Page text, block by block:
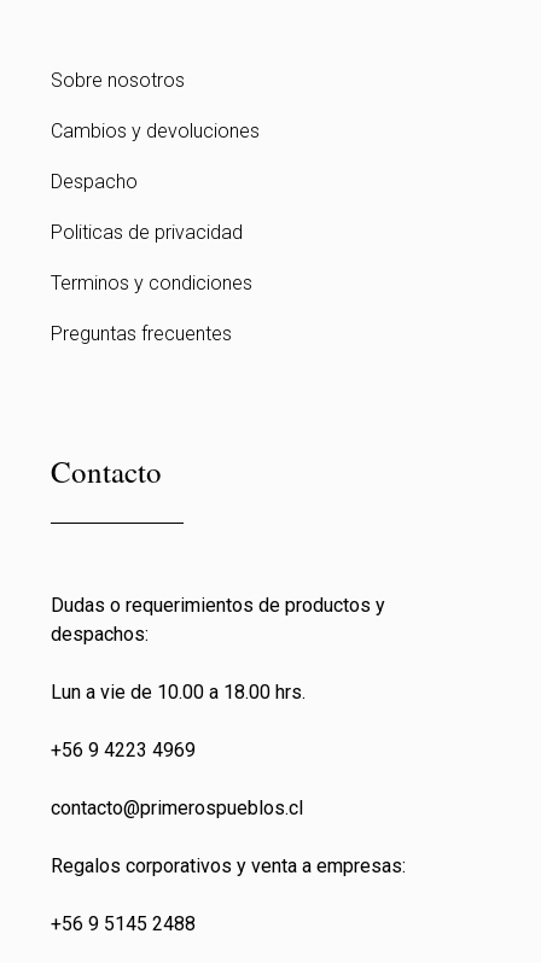
Sobre nosotros
Cambios y devoluciones
Despacho
Politicas de privacidad
Terminos y condiciones
Preguntas frecuentes
Contacto
Dudas o requerimientos de productos y
despachos:
Lun a vie de 10.00 a 18.00 hrs.
+56 9 4223 4969
contacto@primerospueblos.cl
Regalos corporativos y venta a empresas:
+56 9 5145 2488